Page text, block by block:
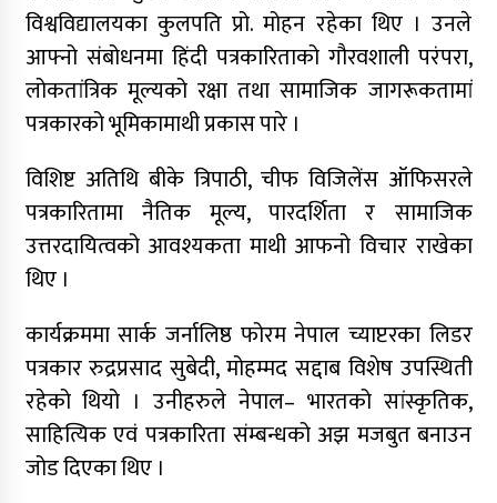
विश्वविद्यालयका कुलपति प्रो. मोहन रहेका थिए । उनले
आफ्नो संबोधनमा हिंदी पत्रकारिताको गौरवशाली परंपरा,
लोकतांत्रिक मूल्यको रक्षा तथा सामाजिक जागरूकतामां
पत्रकारको भूमिकामाथी प्रकास पारे ।
विशिष्ट अतिथि बीके त्रिपाठी, चीफ विजिलेंस ऑफिसरले
पत्रकारितामा नैतिक मूल्य, पारदर्शिता र सामाजिक
उत्तरदायित्वको आवश्यकता माथी आफनो विचार राखेका
थिए ।
कार्यक्रममा सार्क जर्नालिष्ठ फोरम नेपाल च्याप्टरका लिडर
पत्रकार रुद्रप्रसाद सुबेदी, मोहम्मद सद्दाब विशेष उपस्थिती
रहेको थियो । उनीहरुले नेपाल– भारतको सांस्कृतिक,
साहित्यिक एवं पत्रकारिता संम्बन्धको अझ मजबुत बनाउन
जोड दिएका थिए ।